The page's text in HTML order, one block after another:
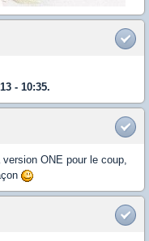
- 10:35.
ONE pour le coup,